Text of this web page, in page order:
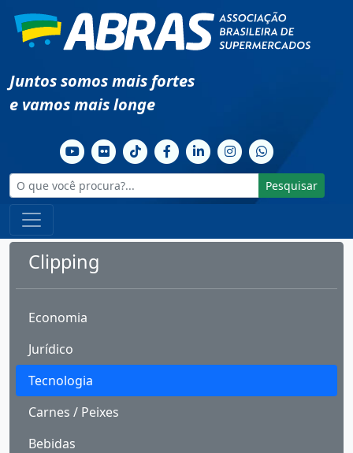
Juntos somos mais fortes
e vamos mais longe
Pesquisar
Clipping
Economia
Jurídico
Tecnologia
Carnes / Peixes
Bebidas